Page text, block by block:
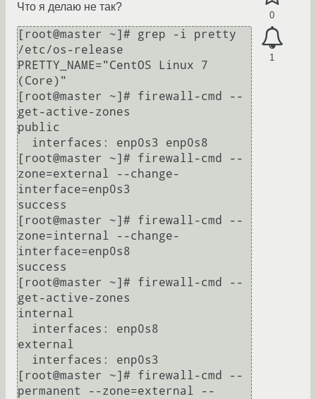
0
1
Что я делаю не так?
[root@master ~]# grep -i pretty
/etc/os-release
PRETTY_NAME="CentOS Linux 7
(Core)"
[root@master ~]# firewall-cmd --
get-active-zones
public
[root@master ~]# firewall-cmd --
zone=external --change-
interface=enp0s3
success
[root@master ~]# firewall-cmd --
zone=internal --change-
interface=enp0s8
success
[root@master ~]# firewall-cmd --
get-active-zones
internal
external
[root@master ~]# firewall-cmd --
permanent --zone=external --